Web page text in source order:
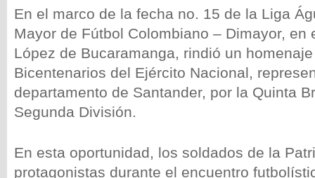
En el marco de la fecha no. 15 de la Liga
Mayor de Fútbol Colombiano – Dimayor, en
López de Bucaramanga, rindió un
Bicentenarios del Ejército Nacional,
departamento de Santander, por la Quinta
Segunda División.
En esta oportunidad, los soldados de la
protagonistas durante el encuentro
wp-
wp-